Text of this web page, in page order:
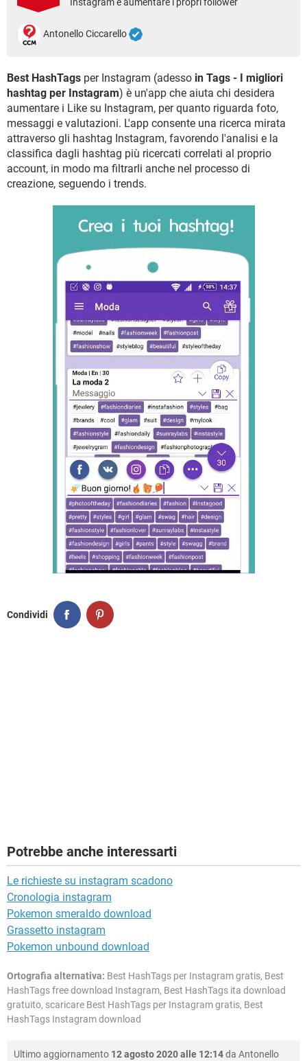
TIKTOK FACEBOOK
HARDWARE
Antonello Ciccarello
Best HashTags per Instagram (adesso in Tags - I migliori
hashtag per Instagram) è un'app che aiuta chi desidera
aumentare i Like su Instagram, per quanto riguarda foto,
messaggi e valutazioni. L'app consente una ricerca mirata
attraverso gli hashtag Instagram, favorendo l'analisi e la
classifica dagli hashtag più ricercati correlati al proprio
account, in modo ma filtrarli anche nel processo di
creazione, seguendo i trends.
Condividi
Potrebbe anche interessarti
Le richieste su instagram scadono
Cronologia instagram
Pokemon smeraldo download
Grassetto instagram
Pokemon unbound download
Ortografia alternativa: Best HashTags per Instagram gratis, Best
HashTags free download Instagram, Best HashTags ita download
gratuito, scaricare Best HashTags per Instagram gratis, Best
HashTags Instagram download
Ultimo aggiornamento 12 agosto 2020 alle 12:14da Antonello